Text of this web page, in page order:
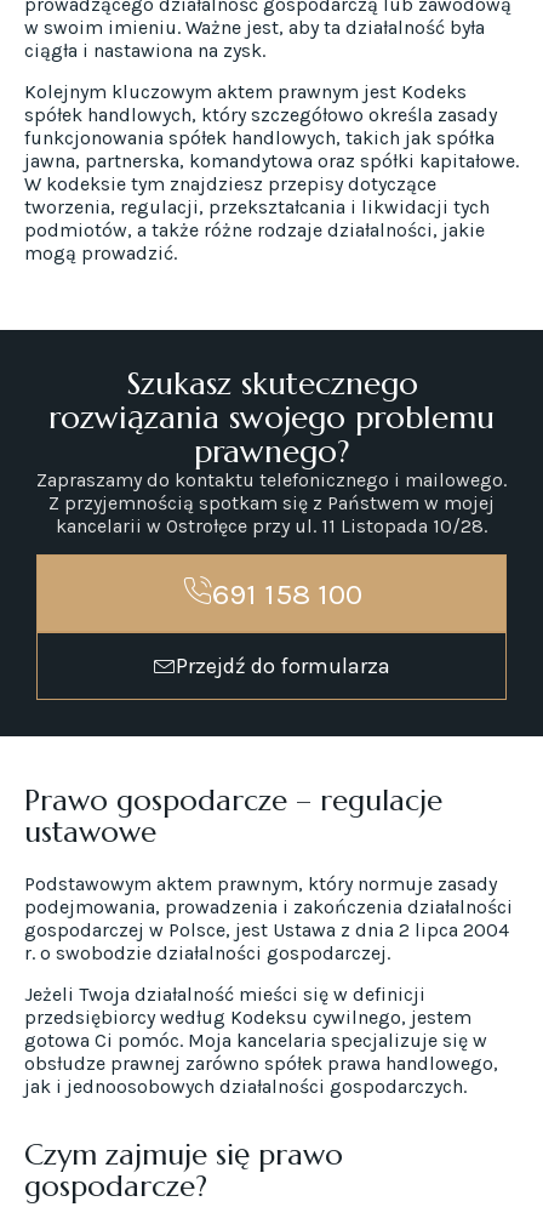
w swoim imieniu. Ważne jest, aby ta działalność była
ciągła i nastawiona na zysk.
Kolejnym kluczowym aktem prawnym jest Kodeks
spółek handlowych, który szczegółowo określa zasady
funkcjonowania spółek handlowych, takich jak spółka
jawna, partnerska, komandytowa oraz spółki kapitałowe.
W kodeksie tym znajdziesz przepisy dotyczące
tworzenia, regulacji, przekształcania i likwidacji tych
podmiotów, a także różne rodzaje działalności, jakie
mogą prowadzić.
Szukasz skutecznego
rozwiązania swojego problemu
prawnego?
Zapraszamy do kontaktu telefonicznego i mailowego.
Z przyjemnością spotkam się z Państwem w mojej
kancelarii w Ostrołęce przy ul. 11 Listopada 10/28.
691 158 100
Przejdź do formularza
Prawo gospodarcze – regulacje
ustawowe
Podstawowym aktem prawnym, który normuje zasady
podejmowania, prowadzenia i zakończenia działalności
gospodarczej w Polsce, jest Ustawa z dnia 2 lipca 2004
r. o swobodzie działalności gospodarczej.
Jeżeli Twoja działalność mieści się w definicji
przedsiębiorcy według Kodeksu cywilnego, jestem
gotowa Ci pomóc. Moja kancelaria specjalizuje się w
obsłudze prawnej zarówno spółek prawa handlowego,
jak i jednoosobowych działalności gospodarczych.
Czym zajmuje się prawo
gospodarcze?